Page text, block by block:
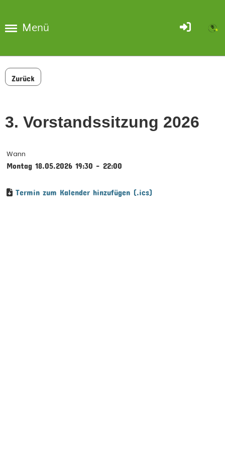
Menü
Zurück
3. Vorstandssitzung 2026
Wann
Montag 18.05.2026 19:30 - 22:00
Termin zum Kalender hinzufügen (.ics)